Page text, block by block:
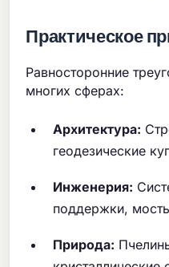
Практическое
Равносторонние
многих сферах:
Архитектура:
геодезические
Инженерия:
поддержки,
Природа: